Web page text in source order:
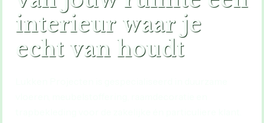
interieur waar je
echt van houdt